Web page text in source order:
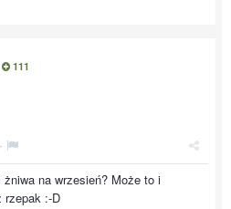
111
·
na wrzesień? Może to i
rzepak :-D